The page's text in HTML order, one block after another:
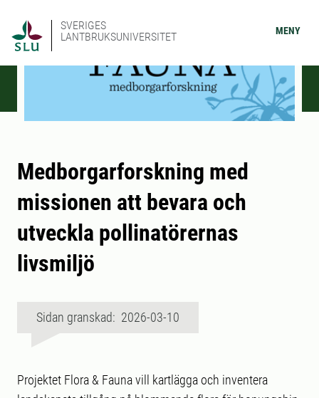
SVERIGES
LANTBRUKSUNIVERSITET
MENY
Medborgarforskning med
missionen att bevara och
utveckla pollinatörernas
livsmiljö
Sidan granskad: 2026-03-10
Projektet Flora & Fauna vill kartlägga och inventera